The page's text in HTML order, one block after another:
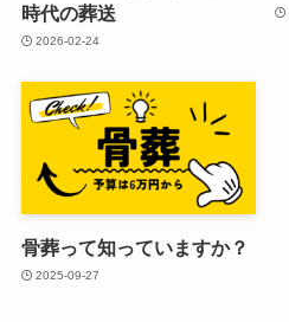
時代の​葬送
2026-02-24
骨葬って​知っていますか？
2025-09-27